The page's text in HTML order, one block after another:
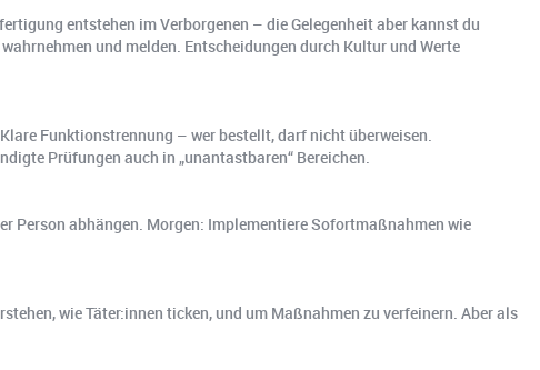
entstehen im Verborgenen – die Gelegenheit aber kannst du
und melden. Entscheidungen durch Kultur und Werte
Funktionstrennung – wer bestellt, darf nicht überweisen.
Prüfungen auch in „unantastbaren“ Bereichen.
Person abhängen. Morgen: Implementiere Sofortmaßnahmen wie
wie Täter:innen ticken, und um Maßnahmen zu verfeinern. Aber als